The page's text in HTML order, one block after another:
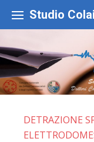
content
Studio Colai
DETRAZIONE